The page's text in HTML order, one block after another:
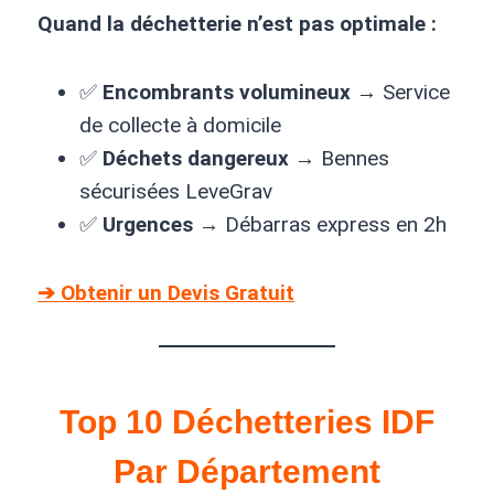
Quand la déchetterie n’est pas optimale :
✅ Encombrants volumineux → Service
de collecte à domicile
✅ Déchets dangereux → Bennes
sécurisées LeveGrav
✅ Urgences → Débarras express en 2h
➔ Obtenir un Devis Gratuit
Top 10 Déchetteries IDF
Par Département